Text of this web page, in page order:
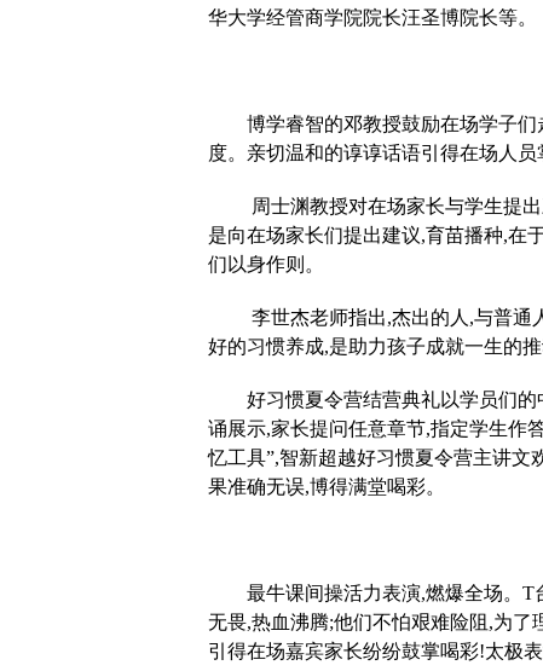
华大学经管商学院院长汪圣博院长等。
博学睿智的邓教授鼓励在场学子
度。亲切温和的谆谆话语引得在场人员
周士渊教授对在场家长与学生提
是向在场家长们提出建议,育苗播种,在
们以身作则。
李世杰老师指出,杰出的人,与普通
好的习惯养成,是助力孩子成就一生的推
好习惯夏令营结营典礼以学员们
诵展示,家长提问任意章节,指定学生作
忆工具”,智新超越好习惯夏令营主讲文
果准确无误,博得满堂喝彩。
最牛课间操活力表演,燃爆全场。
无畏,热血沸腾;他们不怕艰难险阻,为
引得在场嘉宾家长纷纷鼓掌喝彩!太极